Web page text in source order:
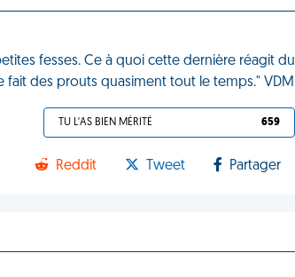
fesses. Ce à quoi cette dernière réagit du
fait des prouts quasiment tout le temps." VDM
TU L'AS BIEN MÉRITÉ 659
Reddit Tweet Partager